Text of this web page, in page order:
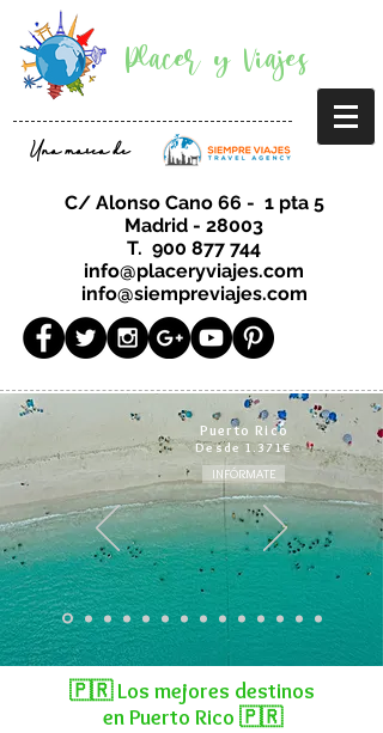
Placer y Viajes
Una marca de
C/ Alonso Cano 66 - 1 pta 5
Madrid - 28003
T. 900 877 744
info@placeryviajes.com
info@siempreviajes.com
Puerto Rico
Desde 1.371€
INFÓRMATE
🇵🇷 Los mejores destinos
en Puerto Rico 🇵🇷